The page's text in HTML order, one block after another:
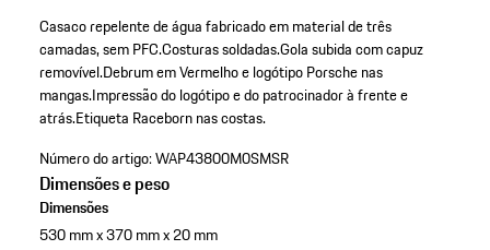
Casaco repelente de água fabricado em material de três
camadas, sem PFC.Costuras soldadas.Gola subida com capuz
removível.Debrum em Vermelho e logótipo Porsche nas
mangas.Impressão do logótipo e do patrocinador à frente e
atrás.Etiqueta Raceborn nas costas.
Número do artigo:WAP43800M0SMSR
Dimensões e peso
Dimensões
530 mm x 370 mm x 20 mm